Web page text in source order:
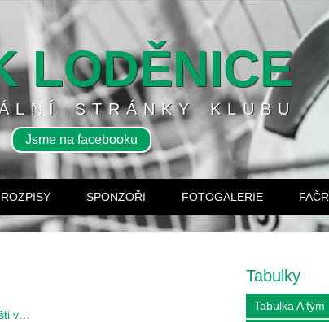
Jsme na facebooku
LODĚNICE
STRÁNKY KLUBU
ROZPISY SPONZOŘI FOTOGALERIE FAČR
v…
Tabulky
Tabulka A tým